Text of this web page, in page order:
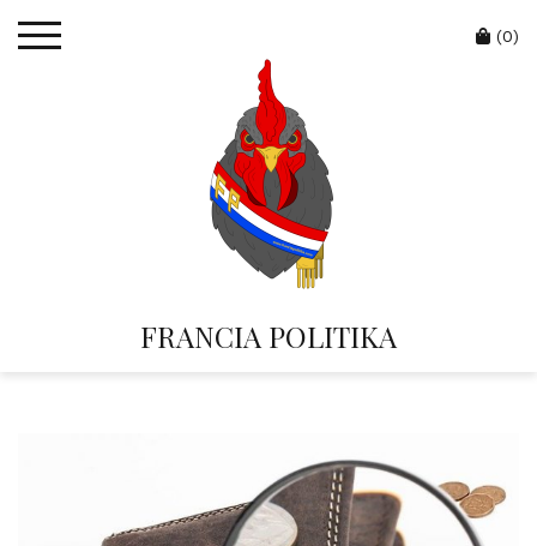
FRANCIA POLITIKA
Cart
(0)